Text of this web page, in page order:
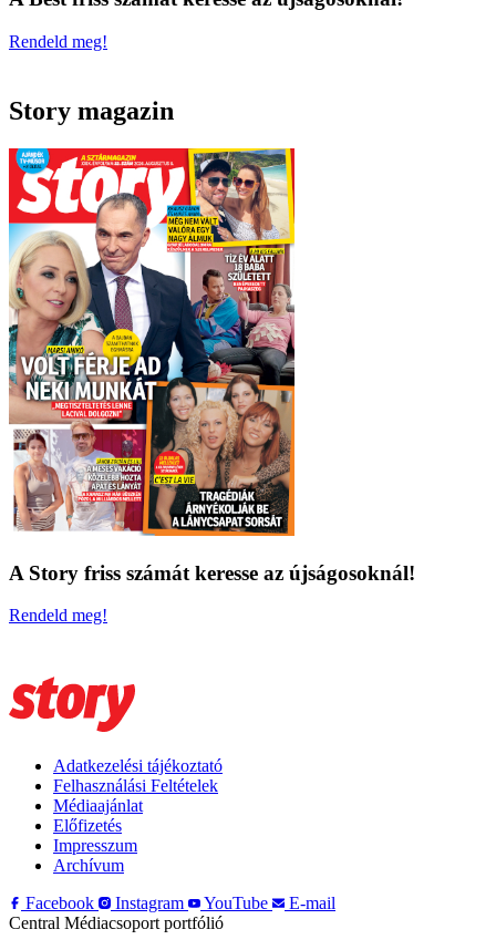
Rendeld meg!
Story magazin
A Story friss számát keresse az újságosoknál!
Rendeld meg!
Adatkezelési tájékoztató
Felhasználási Feltételek
Médiaajánlat
Előfizetés
Impresszum
Archívum
Facebook
Instagram YouTube
E-mail
Central Médiacsoport portfólió